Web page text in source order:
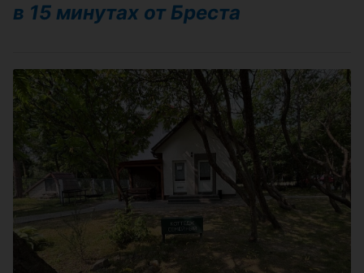
в 15 минутах от Бреста